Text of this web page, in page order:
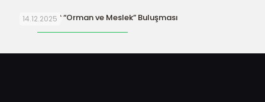
14.12.2025
ORFAMDER “Orman ve Meslek” Buluşması